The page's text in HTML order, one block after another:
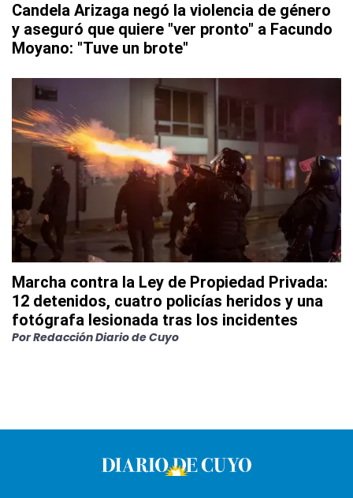
Candela Arizaga negó la violencia de género
y aseguró que quiere "ver pronto" a Facundo
Moyano: "Tuve un brote"
Marcha contra la Ley de Propiedad Privada:
12 detenidos, cuatro policías heridos y una
fotógrafa lesionada tras los incidentes
PorRedacción Diario de Cuyo